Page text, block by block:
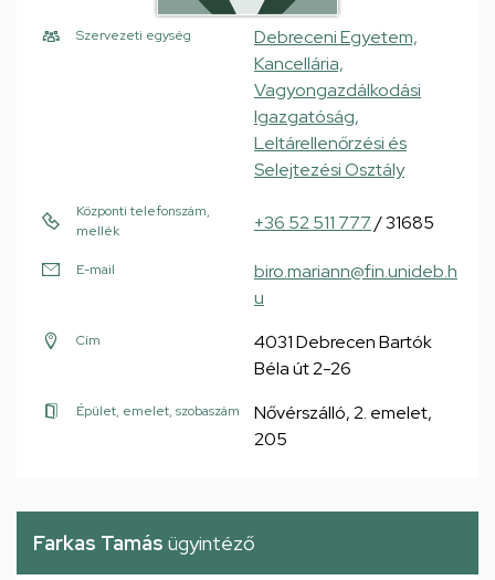
Szervezeti egység
Debreceni Egyetem,
Kancellária,
Vagyongazdálkodási
Igazgatóság,
Leltárellenőrzési és
Selejtezési Osztály
Központi telefonszám,
mellék
+36 52 511 777/ 31685
E-mail
biro.mariann@fin.unideb.h
u
Cím
4031 Debrecen Bartók
Béla út 2-26
Épület, emelet, szobaszám
Nővérszálló, 2. emelet,
205
Farkas Tamás ügyintéző